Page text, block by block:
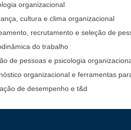
organizacional
cultura e clima organizacional
recrutamento e seleção de
do trabalho
de pessoas e psicologia
organizacional e ferramentas
de desempenho e t&d